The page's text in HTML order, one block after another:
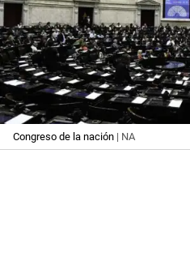
Congreso de la nación | NA